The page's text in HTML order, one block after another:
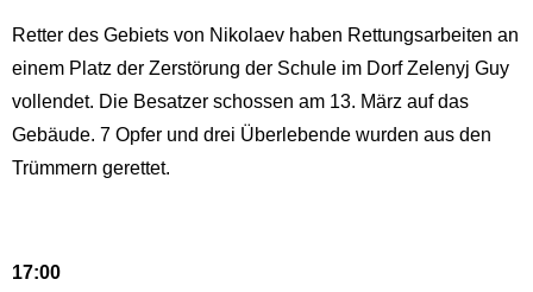
Retter des Gebiets von Nikolaev haben Rettungsarbeiten an
einem Platz der Zerstörung der Schule im Dorf Zelenyj Guy
vollendet. Die Besatzer schossen am 13. März auf das
Gebäude. 7 Opfer und drei Überlebende wurden aus den
Trümmern gerettet.
17:00